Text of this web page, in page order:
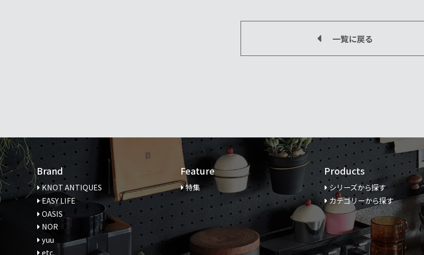
一覧に戻る
Brand
KNOT ANTIQUES
EASY LIFE
OASIS
NOR
yuu
etc.
Feature
特集
Products
シリーズから探す
カテゴリーから探す